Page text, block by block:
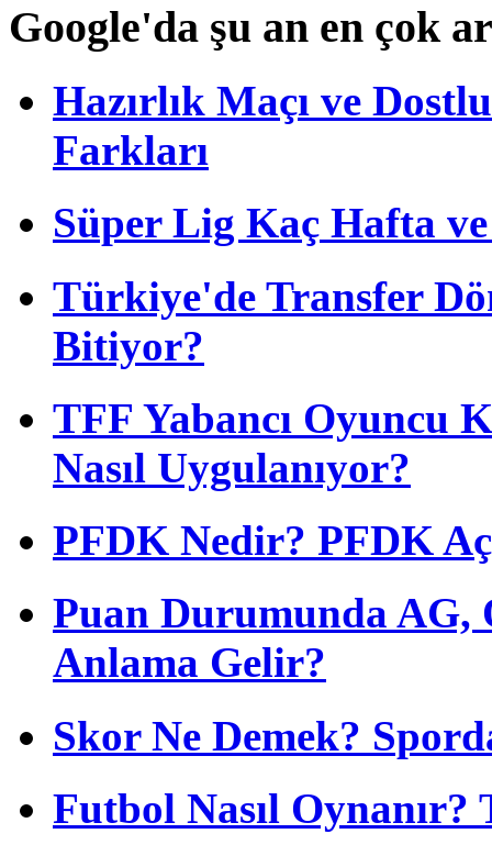
Google'da şu an en çok
Hazırlık Maçı ve
Farkları
Süper Lig Kaç Hafta
Türkiye'de Transfer
Bitiyor?
TFF Yabancı Oyuncu
Nasıl Uygulanıyor?
PFDK Nedir? PFDK
Puan Durumunda AG,
Anlama Gelir?
Skor Ne Demek?
Futbol Nasıl